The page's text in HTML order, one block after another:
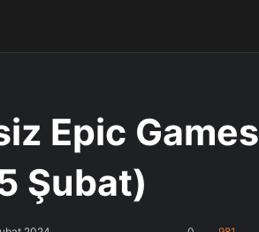
Epic Games
Şubat)